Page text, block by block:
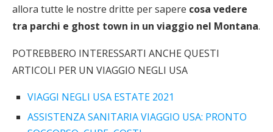
allora tutte le nostre dritte per sapere cosa vedere
tra parchi e ghost town in un viaggio nel Montana.
POTREBBERO INTERESSARTI ANCHE QUESTI
ARTICOLI PER UN VIAGGIO NEGLI USA
VIAGGI NEGLI USA ESTATE 2021
ASSISTENZA SANITARIA VIAGGIO USA: PRONTO